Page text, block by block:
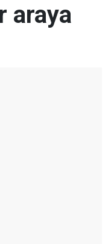
araya